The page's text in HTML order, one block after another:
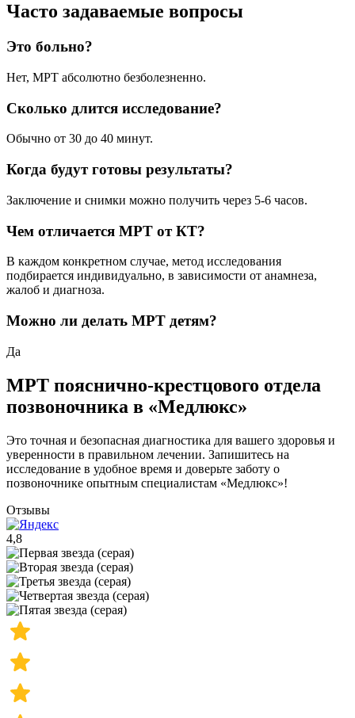
Часто задаваемые вопросы
Это больно?
Нет, МРТ абсолютно безболезненно.
Сколько длится исследование?
Обычно от 30 до 40 минут.
Когда будут готовы результаты?
Заключение и снимки можно получить через 5-6 часов.
Чем отличается МРТ от КТ?
В каждом конкретном случае, метод исследования
подбирается индивидуально, в зависимости от анамнеза,
жалоб и диагноза.
Можно ли делать МРТ детям?
Да
МРТ пояснично-крестцового отдела
позвоночника в «Медлюкс»
Это точная и безопасная диагностика для вашего здоровья и
уверенности в правильном лечении. Запишитесь на
исследование в удобное время и доверьте заботу о
позвоночнике опытным специалистам «Медлюкс»!
Отзывы
4,8